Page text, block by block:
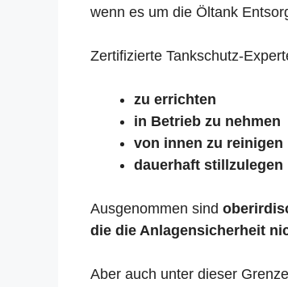
wenn es um die Öltank
Zertifizierte Tankschutz-
zu errichten
in Betrieb zu nehmen
von innen zu reinigen
dauerhaft stillzulegen
Ausgenommen sind
die die Anlagensicherheit
Aber auch unter dieser